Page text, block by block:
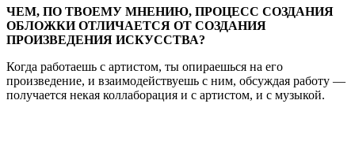
ЧЕМ, ПО ТВОЕМУ МНЕНИЮ, ПРОЦЕСС СОЗДАНИЯ
ОБЛОЖКИ ОТЛИЧАЕТСЯ ОТ СОЗДАНИЯ
ПРОИЗВЕДЕНИЯ ИСКУССТВА?
Когда работаешь с артистом, ты опираешься на его
произведение, и взаимодействуешь с ним, обсуждая работу —
получается некая коллаборация и с артистом, и с музыкой.